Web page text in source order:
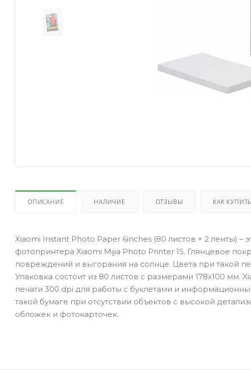
ОПИСАНИЕ НАЛИЧИЕ ОТЗЫВЫ КАК КУПИТЬ
Xiaomi Instant Photo Paper 6inches (80 листов + 2 ленты) –
фотопринтера Xiaomi Mijia Photo Printer 1S. Глянцевое
повреждений и выгорания на солнце. Цвета при такой
Упаковка состоит из 80 листов с размерами 178x100
печати 300 dpi для работы с буклетами и
такой бумаге при отсутствии объектов с высокой
обложек и фотокарточек.